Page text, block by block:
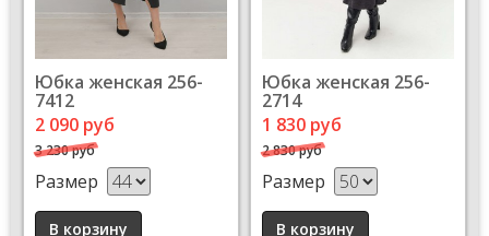
Юбка женская 256-
7412
2 090 руб
3 230 руб
Размер
Юбка женская 256-
2714
1 830 руб
2 830 руб
Размер